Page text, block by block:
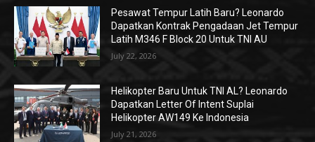
Pesawat Tempur Latih Baru? Leonardo
Dapatkan Kontrak Pengadaan Jet Tempur
Latih M346 F Block 20 Untuk TNI AU
July 22, 2026
Helikopter Baru Untuk TNI AL? Leonardo
Dapatkan Letter Of Intent Suplai
Helikopter AW149 Ke Indonesia
July 21, 2026